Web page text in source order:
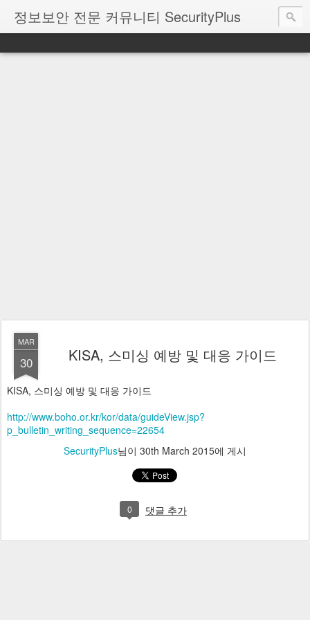
정보보안 전문 커뮤니티 SecurityPlus
MAR
30 KISA, 스미싱 예방 및 대응 가이드
KISA, 스미싱 예방 및 대응 가이드
http://www.boho.or.kr/kor/data/guideView.jsp?
p_bulletin_writing_sequence=22654
SecurityPlus님이 30th March 2015에 게시
0 댓글 추가